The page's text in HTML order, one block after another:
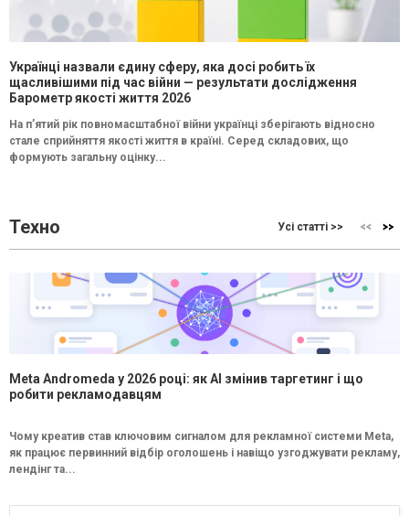
Українці назвали єдину сферу, яка досі робить їх
щасливішими під час війни — результати дослідження
Барометр якості життя 2026
На п’ятий рік повномасштабної війни українці зберігають відносно
стале сприйняття якості життя в країні. Серед складових, що
формують загальну оцінку...
Техно Усі статті >>
Meta Andromeda у 2026 році: як AI змінив таргетинг і що
робити рекламодавцям
Чому креатив став ключовим сигналом для рекламної системи Meta,
як працює первинний відбір оголошень і навіщо узгоджувати рекламу,
лендінг та...